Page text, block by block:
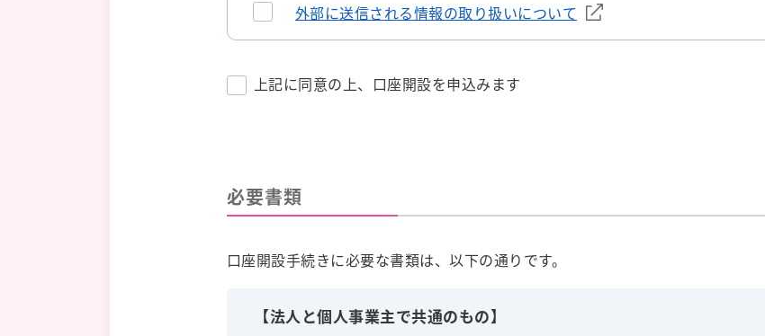
外部に送信される情報の取り扱いについて
上記に同意の上、口座開設を申込みます
必要書類
口座開設手続きに必要な書類は、以下の通りです。
【法人と個人事業主で共通のもの】